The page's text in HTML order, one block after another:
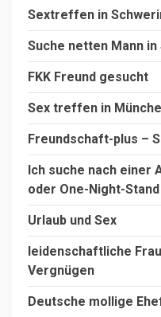
Sextreffen in
Suche netten Mann
FKK Freund gesucht
Sex treffen in
Freundschaft-plus –
Ich suche nach einer
oder One-Night-Stand
Urlaub und Sex
leidenschaftliche
Vergnügen
Deutsche mollige